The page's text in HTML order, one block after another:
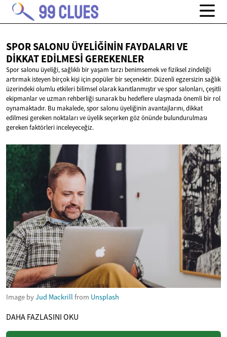
SPOR SALONU ÜYELIĞININ FAYDALARI VE
DIKKATEDILMESI GEREKENLER
Spor salonu üyeliği, sağlıklı bir yaşam tarzı benimsemek ve fiziksel zindeliği
artırmak isteyen birçok kişi için popüler bir seçenektir. Düzenli egzersizin sağlık
üzerindeki olumlu etkileri bilimsel olarak kanıtlanmıştır ve spor salonları, çeşitli
ekipmanlar ve uzman rehberliği sunarak bu hedeflere ulaşmada önemli bir rol
oynamaktadır. Bu makalede, spor salonu üyeliğinin avantajlarını, dikkat
edilmesi gereken noktaları ve üyelik seçerken göz önünde bulundurulması
gereken faktörleri inceleyeceğiz.
Image byJud Mackrill from Unsplash
DAHA FAZLASINI OKU